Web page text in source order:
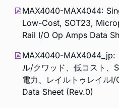
MAX4040-MAX4044:
Low-Cost, SOT23,
Rail I/O Op Amps Data
MAX4040-MAX4044_jp:
ル/クワッド、低コスト、
電力、レイルトゥレイルI/
Data Sheet (Rev.0)